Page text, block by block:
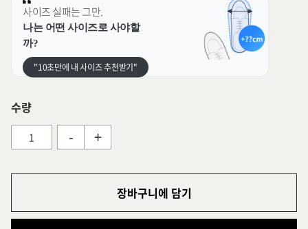
사이즈 실패는 그만.
나는 어떤 사이즈로 사야할
까?
"10초만에 내 사이즈 추천받기"
수량
- +
장바구니에 담기